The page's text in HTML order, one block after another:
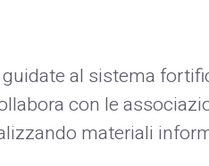
al sistema
con le
materiali